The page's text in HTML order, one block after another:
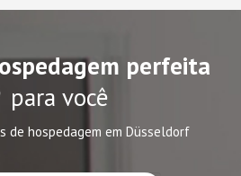
perfeita
para você
de hospedagem em Düsseldorf